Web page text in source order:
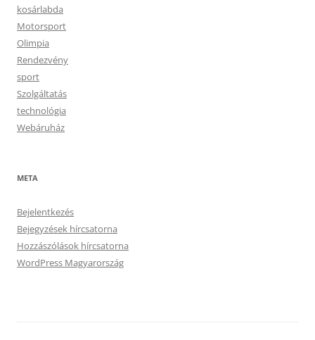
kosárlabda
Motorsport
Olimpia
Rendezvény
sport
Szolgáltatás
technológia
Webáruház
META
Bejelentkezés
Bejegyzések hírcsatorna
Hozzászólások hírcsatorna
WordPress Magyarország